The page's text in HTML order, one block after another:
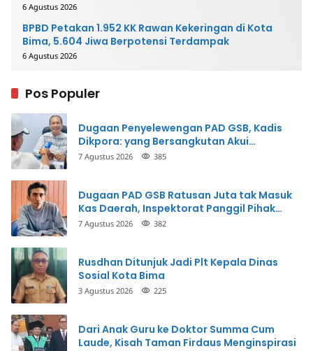
6 Agustus 2026
BPBD Petakan 1.952 KK Rawan Kekeringan di Kota
Bima, 5.604 Jiwa Berpotensi Terdampak
6 Agustus 2026
Pos Populer
Dugaan Penyelewengan PAD GSB, Kadis
Dikpora: yang Bersangkutan Akui
Perbuatannya dan Siap Mengembalikan
7 Agustus 2026 385
Dugaan PAD GSB Ratusan Juta tak Masuk
Kas Daerah, Inspektorat Panggil Pihak
Terkait
7 Agustus 2026 382
Rusdhan Ditunjuk Jadi Plt Kepala Dinas
Sosial Kota Bima
3 Agustus 2026 225
Dari Anak Guru ke Doktor Summa Cum
Laude, Kisah Taman Firdaus Menginspirasi